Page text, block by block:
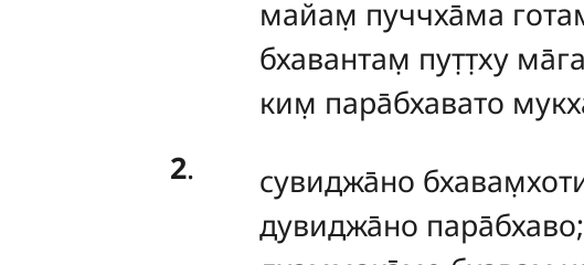
майам̣ пуччха̄ма
бхавантам̣ пут̣т̣ху
ким̣ пара̄бхавато
2. сувиджа̄но
дувиджа̄но пара̄бхаво;